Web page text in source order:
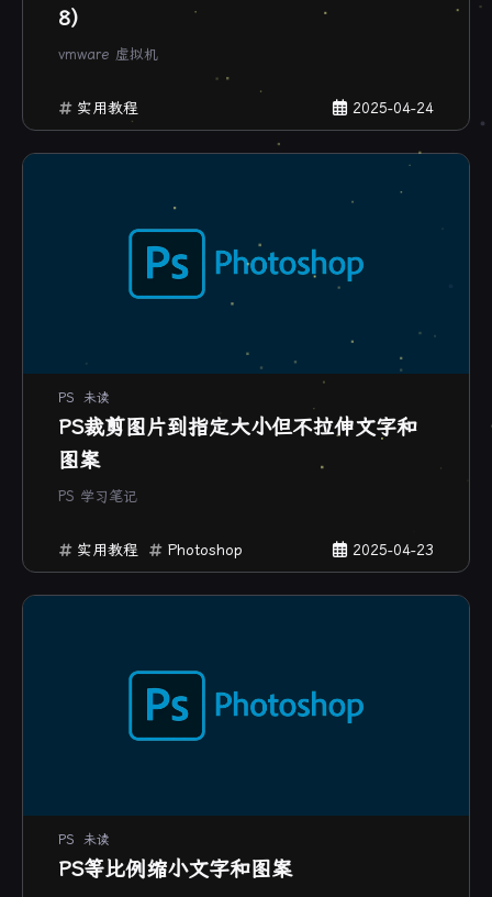
8）
vmware 虚拟机
2025-04-24
实用教程
PS 未读
PS裁剪图片到指定大小但不拉伸文字和
图案
PS 学习笔记
2025-04-23
实用教程 Photoshop
PS 未读
PS等比例缩小文字和图案